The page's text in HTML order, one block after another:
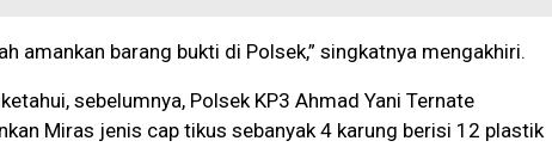
amankan barang bukti di Polsek,” singkatnya mengakhiri.
sebelumnya, Polsek KP3 Ahmad Yani Ternate
Miras jenis cap tikus sebanyak 4 karung berisi 12 plastik